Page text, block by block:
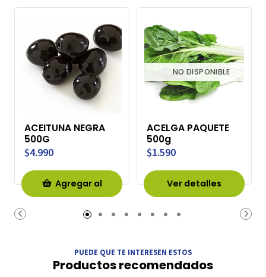
ACEITUNA NEGRA
500G
$4.990
Agregar al
Carro
NO DISPONIBLE
ACELGA PAQUETE
500g
$1.590
Ver detalles
PUEDE QUE TE INTERESEN ESTOS
Productos recomendados